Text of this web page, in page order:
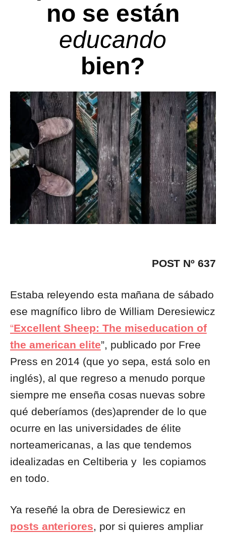
no se están
educando
bien?
POST Nº 637
Estaba releyendo esta mañana de sábado
ese magnífico libro de William Deresiewicz
“Excellent Sheep: The miseducation of
the american elite”, publicado por Free
Press en 2014 (que yo sepa, está solo en
inglés), al que regreso a menudo porque
siempre me enseña cosas nuevas sobre
qué deberíamos (des)aprender de lo que
ocurre en las universidades de élite
norteamericanas, a las que tendemos
idealizadas en Celtiberia y les copiamos
en todo.
Ya reseñé la obra de Deresiewicz en
posts anteriores, por si quieres ampliar